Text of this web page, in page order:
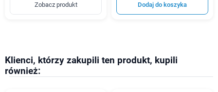
Zobacz produkt Dodaj do koszyka
Klienci, którzy zakupili ten produkt, kupili
również: